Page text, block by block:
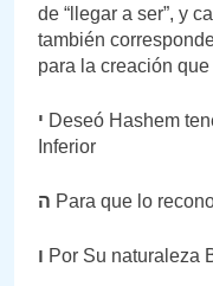
de “llegar a ser”, y
también
para la creación
י Deseó Hashem
Inferior
ה Para que lo
ו Por Su naturaleza